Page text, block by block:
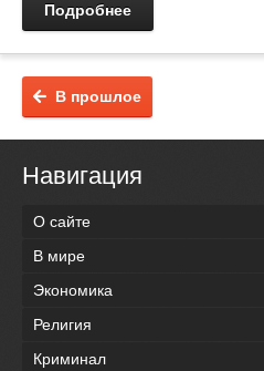
Подробнее
В прошлое
Навигация
О сайте
В мире
Экономика
Религия
Криминал